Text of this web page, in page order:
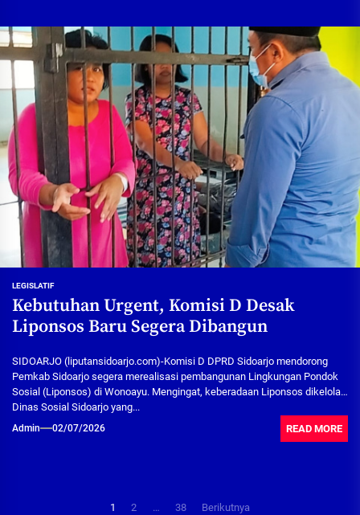
LEGISLATIF
Kebutuhan Urgent, Komisi D Desak
Liponsos Baru Segera Dibangun
SIDOARJO (liputansidoarjo.com)-Komisi D DPRD Sidoarjo mendorong
Pemkab Sidoarjo segera merealisasi pembangunan Lingkungan Pondok
Sosial (Liponsos) di Wonoayu. Mengingat, keberadaan Liponsos dikelola
Dinas Sosial Sidoarjo yang...
Admin 02/07/2026 READ MORE
1 2 … 38 Berikutnya